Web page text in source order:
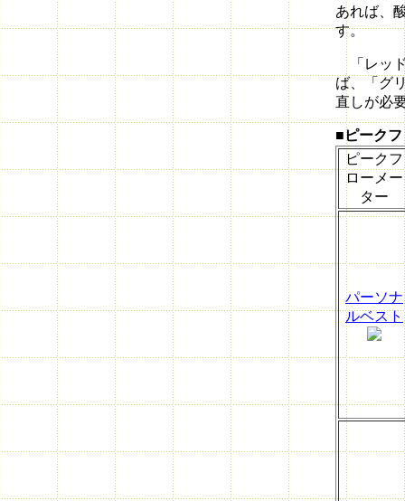
あれば、
す。
「レッ
ば、「グ
直しが必
■ピーク
ピークフ
ローメー
ター
パーソナ
ルベスト